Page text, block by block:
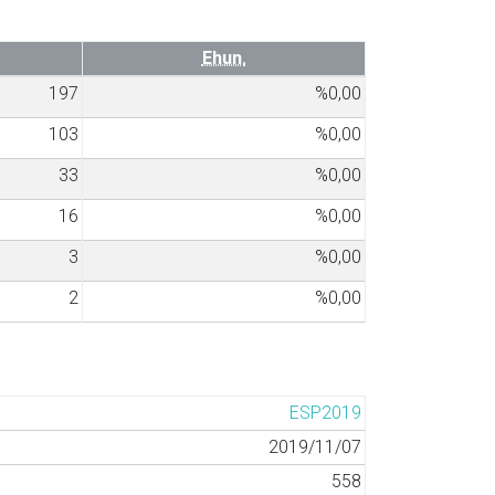
Ehun.
197
%0,00
103
%0,00
33
%0,00
16
%0,00
3
%0,00
2 %0,00
ESP2019
2019/11/07
558